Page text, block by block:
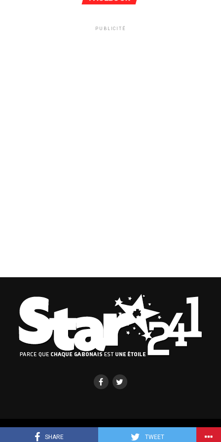
SHARE TWEET
PUBLICITÉ
Copyright © 2019-2023 Binto Media Group